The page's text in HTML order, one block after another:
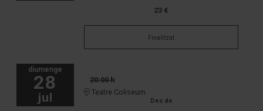
23 €
Finalitzat
diumenge
28
jul
20:00 h
Teatre Coliseum
Des de